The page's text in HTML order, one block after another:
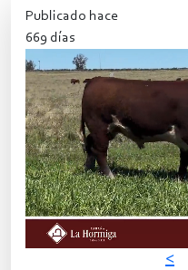
Publicado hace
669 días
<